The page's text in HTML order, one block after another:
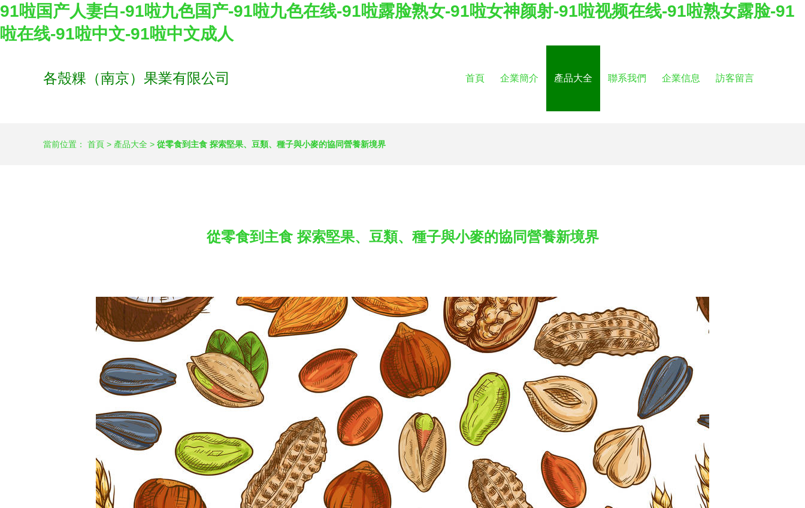
91啦国产人妻白-91啦九色国产-91啦九色在线-91啦露脸熟女-91啦女神颜射-91啦视频在线-91啦熟女露脸-91
啦在线-91啦中文-91啦中文成人
各殼粿（南京）果業有限公司 首頁 企業簡介 產品大全 聯系我們 企業信息 訪客留言
當前位置： 首頁 > 產品大全 > 從零食到主食 探索堅果、豆類、種子與小麥的協同營養新境界
從零食到主食 探索堅果、豆類、種子與小麥的協同營養新境界